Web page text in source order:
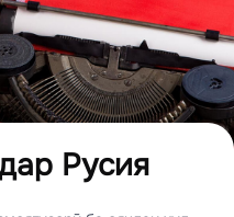
Русия